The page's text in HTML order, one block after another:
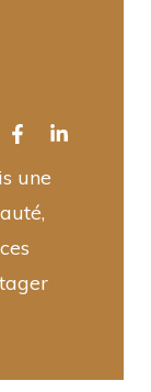
une